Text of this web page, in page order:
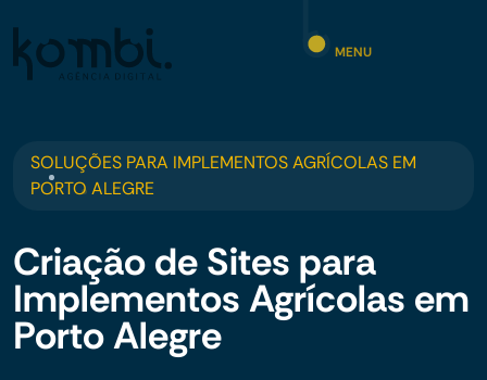
MENU
SOLUÇÕES PARA IMPLEMENTOS AGRÍCOLAS EM
PORTO ALEGRE
Criação de Sites para
Implementos Agrícolas em
Porto Alegre